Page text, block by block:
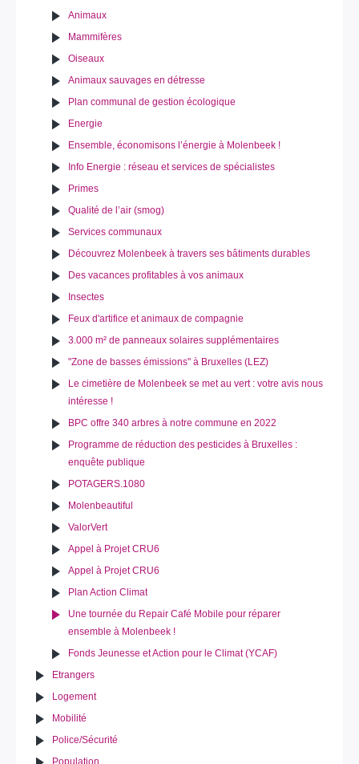
Animaux
Mammifères
Oiseaux
Animaux sauvages en détresse
Plan communal de gestion écologique
Energie
Ensemble, économisons l’énergie à Molenbeek !
Info Energie : réseau et services de spécialistes
Primes
Qualité de l’air (smog)
Services communaux
Découvrez Molenbeek à travers ses bâtiments durables
Des vacances profitables à vos animaux
Insectes
Feux d'artifice et animaux de compagnie
3.000 m² de panneaux solaires supplémentaires
"Zone de basses émissions" à Bruxelles (LEZ)
Le cimetière de Molenbeek se met au vert : votre avis nous
intéresse !
BPC offre 340 arbres à notre commune en 2022
Programme de réduction des pesticides à Bruxelles :
enquête publique
POTAGERS.1080
Molenbeautiful
ValorVert
Appel à Projet CRU6
Appel à Projet CRU6
Plan Action Climat
Une tournée du Repair Café Mobile pour réparer
ensemble à Molenbeek !
Fonds Jeunesse et Action pour le Climat (YCAF)
Etrangers
Logement
Mobilité
Police/Sécurité
Population